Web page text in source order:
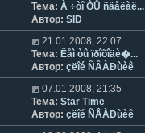
Тема: À ÷òî ÒÛ ñäåëàë...
Автор: SID
21.01.2008, 22:07
Тема: Êåì òû ïðîõîäè�...
Автор: çëîé ÑÂÀÐùèê
07.01.2008, 21:35
Тема: Star Time
Автор: çëîé ÑÂÀÐùèê